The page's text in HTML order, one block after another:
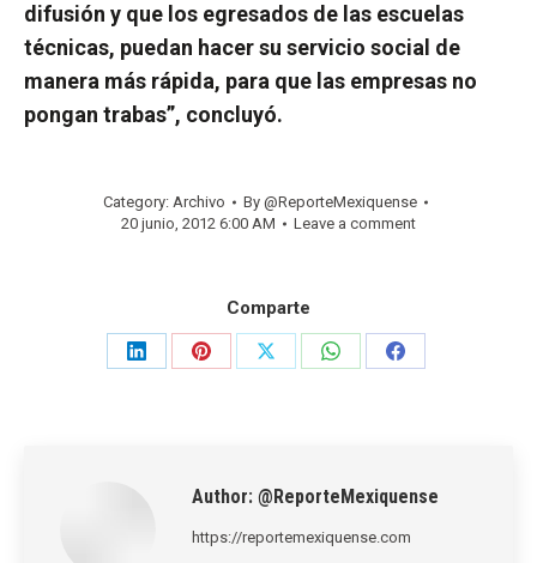
difusión y que los egresados de las escuelas
técnicas, puedan hacer su servicio social de
manera más rápida, para que las empresas no
pongan trabas”, concluyó.
Category: Archivo By @ReporteMexiquense
20 junio, 2012 6:00 AM
Leave a comment
Comparte
Share
Share
Share
Share
Share
Author: @ReporteMexiquense
https://reportemexiquense.com